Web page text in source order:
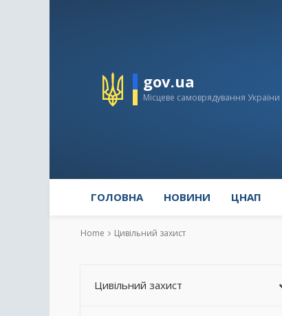
gov.ua
Місцеве самоврядування України
ГОЛОВНА НОВИНИ ЦНАП
Home Цивільний захист
Цивільний захист